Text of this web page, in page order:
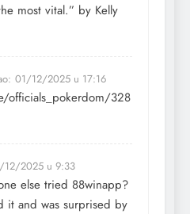
most vital.” by Kelly
01/12/2025 u 17:16
officials_pokerdom/328
2025 u 9:33
else tried 88winapp?
it and was surprised by